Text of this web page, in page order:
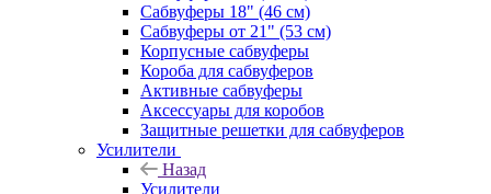
Сабвуферы 18" (46 см)
Сабвуферы от 21" (53 см)
Корпусные сабвуферы
Короба для сабвуферов
Активные сабвуферы
Аксессуары для коробов
Защитные решетки для сабвуферов
Усилители
Назад
Усилители